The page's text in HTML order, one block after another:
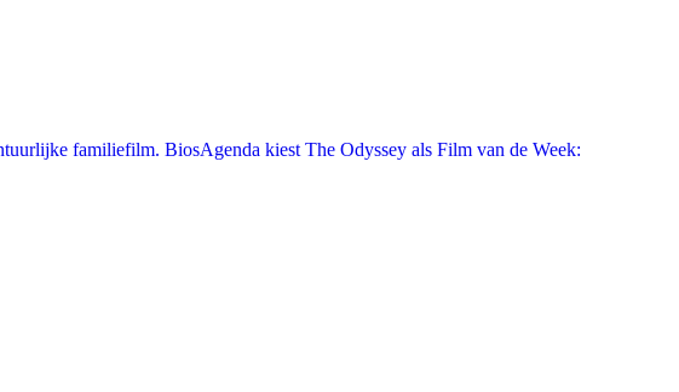
familiefilm. BiosAgenda kiest The Odyssey als Film van de Week: